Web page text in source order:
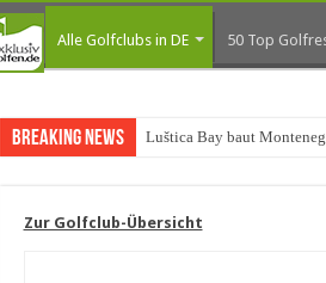
Alle Golfclubs in DE 50 Top
Breaking News Luštica Bay baut
Zur Golfclub-Übersicht